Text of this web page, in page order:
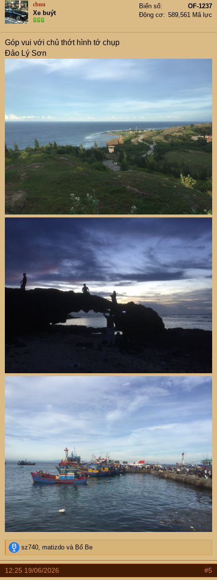
cbnu
Xe buýt
Biển số
OF-1237
Động cơ
589,561 Mã lực
Góp vui với chủ thớt hình tớ chụp
Đảo Lý Sơn
R
e
a
c
sz740 matizdo và Bố Be
12:25 19/06/2026 #5